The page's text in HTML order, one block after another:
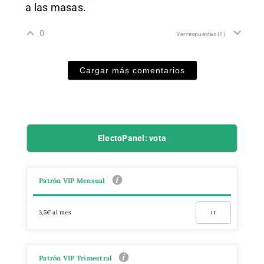
a las masas.
0 Ver respuestas(1)
Cargar más comentarios
ElectoPanel: vota
Patrón VIP Mensual
3,5€ al mes Ir
Patrón VIP Trimestral